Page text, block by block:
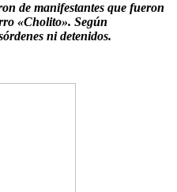
de manifestantes que fueron
«Cholito». Según
ni detenidos.